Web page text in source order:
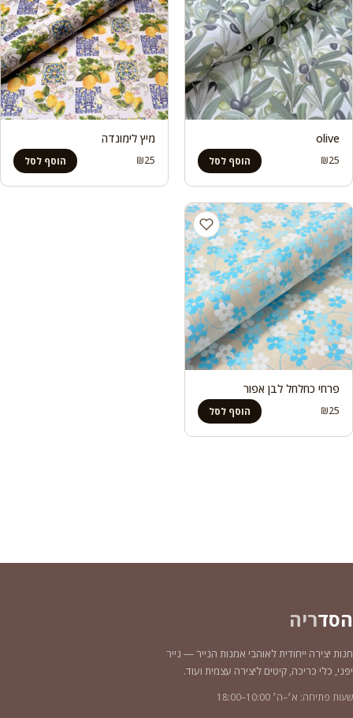
olive
₪25 הוסף לסל
מיץ לימונדה
₪25 הוסף לסל
פרחי כחלחל לבן אפור
₪25 הוסף לסל
הסדריה
חנות יצירה ייחודית לאוהבי אמנות הנייר — נייר
יפני, כלי כריכה, קיטים ליצירה עצמית ועוד.
שעות פתיחה: א׳–ה׳ 10:00–18:00